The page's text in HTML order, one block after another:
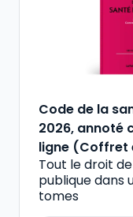
Code de la
2026, annoté
ligne (Coffret
Tout le droit
publique dans
tomes